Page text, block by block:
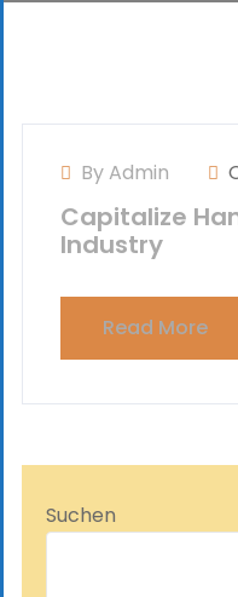
By Admin
Capitalize
Industry
Read More
Suchen